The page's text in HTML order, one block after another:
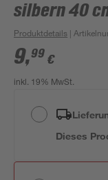
silbern 40
Produktdetails |
9,99 €
inkl. 19% MwSt.
Dieses